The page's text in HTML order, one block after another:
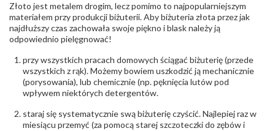
Rodzaje
kamieni:
Cyrkonie obrączki
Liczba kamieni:
Cyrkonie obrączki - 15 szt.
Szlif kamieni:
(łącznie)
INNE PARAMETRY
odpowiedzialny:
6850004631; tel.13 44 56 100;
biuro@obraczki.pl,PZ Stelmach Sp. z o.o. ul.
Złoto jest metalem drogim, lecz pomimo to najpopularniejszym
materiałem przy produkcji biżuterii. Aby biżuteria złota przez jak
najdłuższy czas zachowała swoje piękno i blask należy ją
odpowiednio pielęgnować!
przy wszystkich pracach domowych ściągać biżuterię (przede
wszystkich z rąk). Możemy bowiem uszkodzić ją mechanicznie
(porysowania), lub chemicznie (np. pęknięcia lutów pod
wpływem niektórych detergentów.
staraj się systematycznie swą biżuterię czyścić. Najlepiej raz w
miesiącu przemyć (za pomocą starej szczoteczki do zębów i